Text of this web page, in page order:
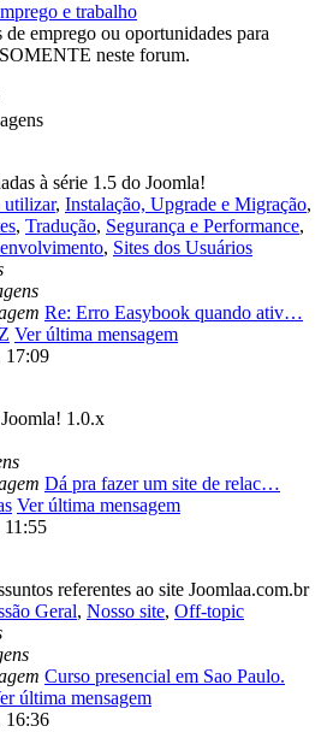
e trabalho
de emprego ou oportunidades para
neste forum.
à série 1.5 do Joomla!
utilizar, Instalação, Upgrade e Migração,
, Tradução, Segurança e Performance,
, Sites dos Usuários
Re: Erro Easybook quando ativ…
Ver última mensagem
17:09
1.0.x
Dá pra fazer um site de relac…
Ver última mensagem
referentes ao site Joomlaa.com.br
Geral, Nosso site, Off-topic
Curso presencial em Sao Paulo.
última mensagem
16:36